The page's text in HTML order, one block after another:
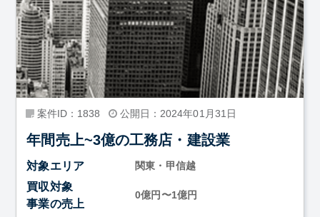
案件ID：1838 公開日：2024年01月31日
年間売上~3億の工務店・建設業
対象エリア 関東・甲信越
買収対象
事業の売上
0億円〜1億円